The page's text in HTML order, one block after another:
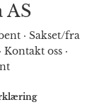
AS
· Sakset/fra
Kontakt oss·